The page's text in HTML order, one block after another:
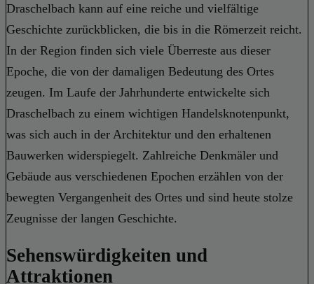
Draschelbach kann auf eine reiche und vielfältige
Geschichte zurückblicken, die bis in die Römerzeit reicht.
In der Region finden sich viele Überreste aus dieser
Epoche, die von der damaligen Bedeutung des Ortes
zeugen. Im Laufe der Jahrhunderte entwickelte sich
Draschelbach zu einem wichtigen Handelsknotenpunkt,
was sich auch in der Architektur und den erhaltenen
Bauwerken widerspiegelt. Zahlreiche Denkmäler und
Gebäude aus verschiedenen Epochen erzählen von der
bewegten Vergangenheit des Ortes und sind heute stolze
Zeugnisse der langen Geschichte.
Sehenswürdigkeiten und
Attraktionen